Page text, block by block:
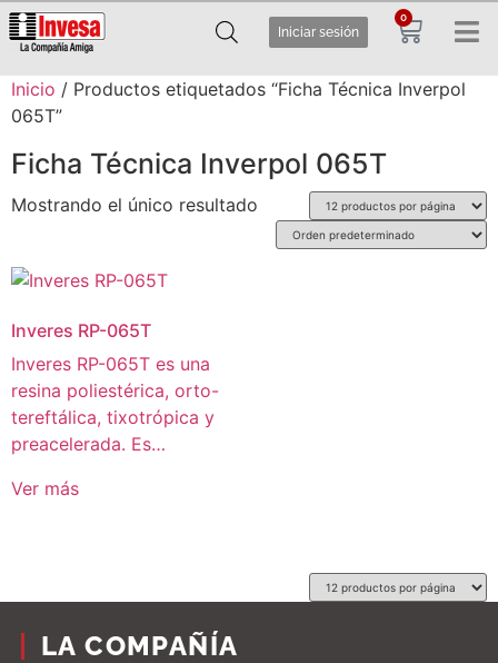
Iniciar sesión
0
Inicio / Productos etiquetados “Ficha Técnica Inverpol
065T”
Ficha Técnica Inverpol 065T
Mostrando el único resultado
Inveres RP-065T
Inveres RP-065T es una
resina poliestérica, orto-
tereftálica, tixotrópica y
preacelerada. Es…
Ver más
LA COMPAÑÍA